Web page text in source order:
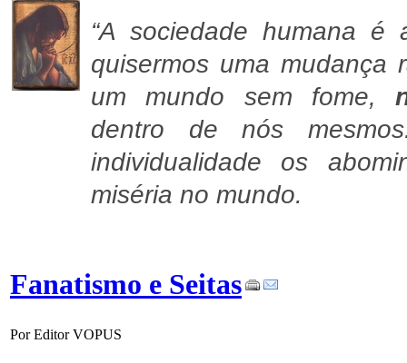
“A sociedade humana é
quisermos uma mudança
um mundo sem fome,
dentro de nós
individualidade os
miséria no mundo.
Fanatismo e Seitas
Por Editor VOPUS